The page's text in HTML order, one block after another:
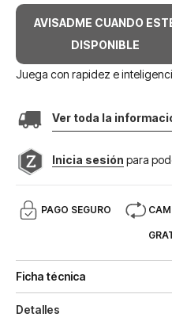
AVISADME CUANDO
DISPONIBLE
Juega con rapidez e
Ver toda la
Inicia sesión para
PAGO SEGURO
Ficha técnica
Detalles